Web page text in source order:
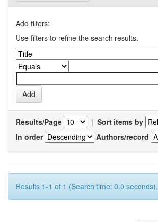
Add filters:
Use filters to refine the search results.
Results/Page | Sort items by
In order
Authors/record
Results 1-1 of 1 (Search time: 0.0 seconds).